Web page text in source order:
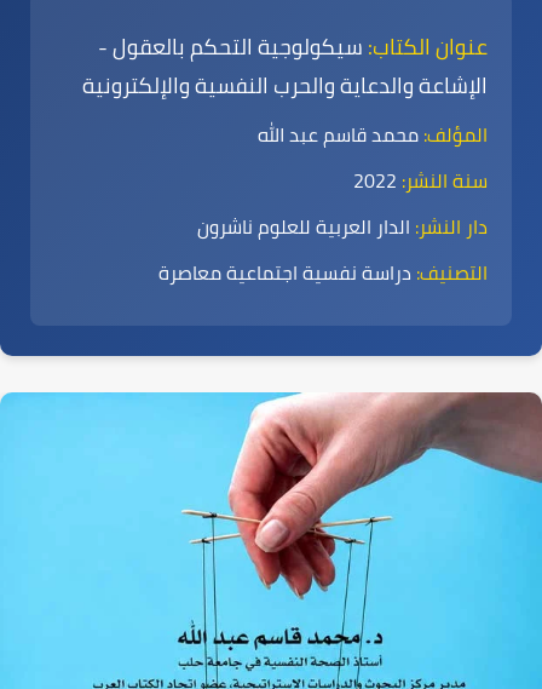
عنوان الكتاب:سيكولوجية التحكم بالعقول -
الإشاعة والدعاية والحرب النفسية والإلكترونية
المؤلف:محمد قاسم عبد الله
سنة النشر:
دار النشر: الدار العربية للعلوم ناشرون
التصنيف: دراسة نفسية اجتماعية معاصرة